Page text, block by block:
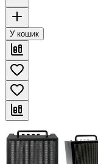
У кошик